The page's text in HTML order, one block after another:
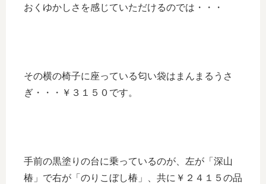
おくゆかしさを感じていただけるのでは・・・
その横の椅子に座っている匂い袋はまんまるうさ
ぎ・・・￥３１５０です。
手前の黒塗りの台に乗っているのが、左が「深山
椿」で右が「のりこぼし椿」、共に￥２４１５の品